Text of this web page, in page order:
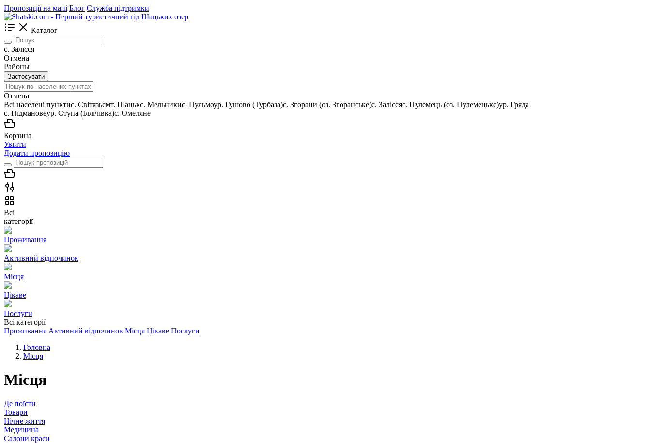
Пропозиції на мапі Блог Служба підтримки
Каталог
с. Залісся
Отмена
Районы
Застосувати
Отмена
Всі населені пунктиc. Світязьсмт. Шацькс. Мельникис. Пульмоур. Гушово (Турбаза)с. Згорани (оз. Згоранське)с. Заліссяс. Пулемець (оз. Пулемецьке)ур. Гряда
с. Підмановеур. Ступа (Іллічівка)с. Омеляне
Корзина
Увійти
Додати пропозицію
Всі
категорії
Проживання
Активний відпочинок
Місця
Цікаве
Послуги
Всі категорії
Проживання Активний відпочинок Місця Цікаве Послуги
Головна
Місця
Місця
Де поїсти
Товари
Нічне життя
Медицина
Салони краси